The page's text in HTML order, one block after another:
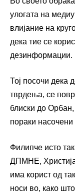
улогата на
влијание на
дека тие се
дезинформации.
Тој посочи дека
тврдења, се
блиски до
пораки насочени
Филипче исто
ДПМНЕ,
има корист од
носи во, како